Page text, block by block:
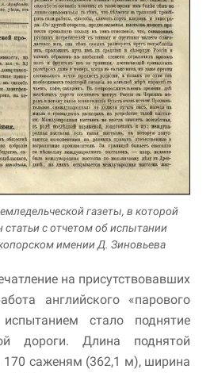
газеты, в которой
с отчетом об испытании
имении Д. Зиновьева
на присутствовавших
английского «парового
стало поднятие
дороги. Длина поднятой
саженям (362,1 м), ширина